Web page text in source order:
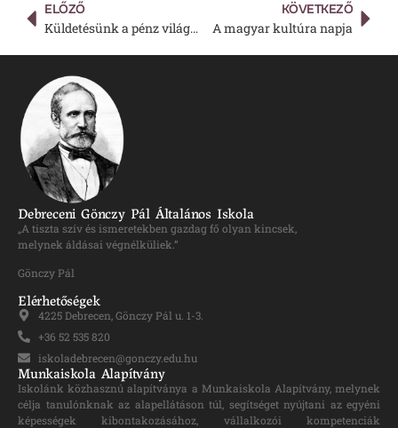
ELŐZŐ
Küldetésünk a pénz világában
KÖVETKEZŐ
A magyar kultúra napja
Debreceni Gönczy Pál Általános Iskola
„A tiszta szív és ismeretekben gazdag fő olyan kincsek,
melynek áldásai végnélküliek.”
Gönczy Pál
Elérhetőségek
4225 Debrecen, Gönczy Pál u. 1-3.
+36 52 535 820
iskoladebrecen@gonczy.edu.hu
Munkaiskola Alapítvány
Iskolánk közhasznú alapítványa a Munkaiskola Alapítvány, melynek
célja tanulónknak az alapellátáson túl, segítséget nyújtani az egyéni
képességek kibontakozásához, vállalkozói kompetenciák